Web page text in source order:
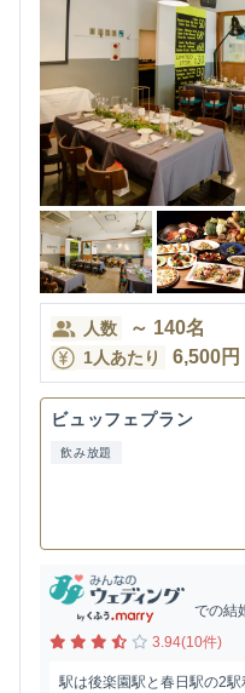
人数 ～ 140名
1人あたり 6,500円
ビュッフェプラン
飲み放題
での結
3.94(10件)
駅は後楽園駅と春日駅の2